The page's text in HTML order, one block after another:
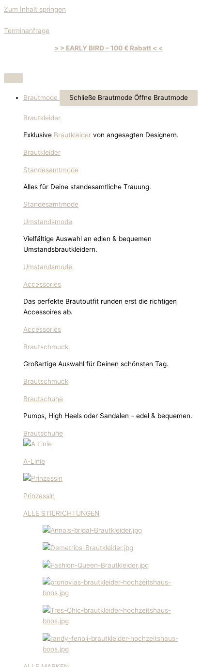
Zum Inhalt springen
Terminanfrage
> > EARLY BIRD – 100 € Rabatt < <
Brautmode Schließe Brautmode Öffne Brautmode
Brautkleider
Exklusive Brautkleider von angesagten Designern.
Brautkleider
Standesamtmode
Alles für Deine standesamtliche Trauung.
Standesamtmode
Umstandsmode
Vielfältige Auswahl an edlen & bequemen
Umstandsbrautkleidern.
Umstandsmode
Accessories
Das perfekte Brautoutfit runden erst die richtigen
Accessoires ab.
Accessories
Brautschmuck
Großartige Auswahl für Deinen schönsten Tag.
Brautschmuck
Brautschuhe
Pumps, High Heels oder Sandalen – edel & bequemen.
Brautschuhe
A-Linie
Prinzessin
ALLE STILRICHTUNGEN